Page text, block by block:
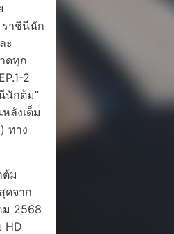
ราชินีนัก
ะ
ดทุก
2
นักต้ม”
ลังเต็ม
ทาง
ม
ดจาก
ม 2568
HD